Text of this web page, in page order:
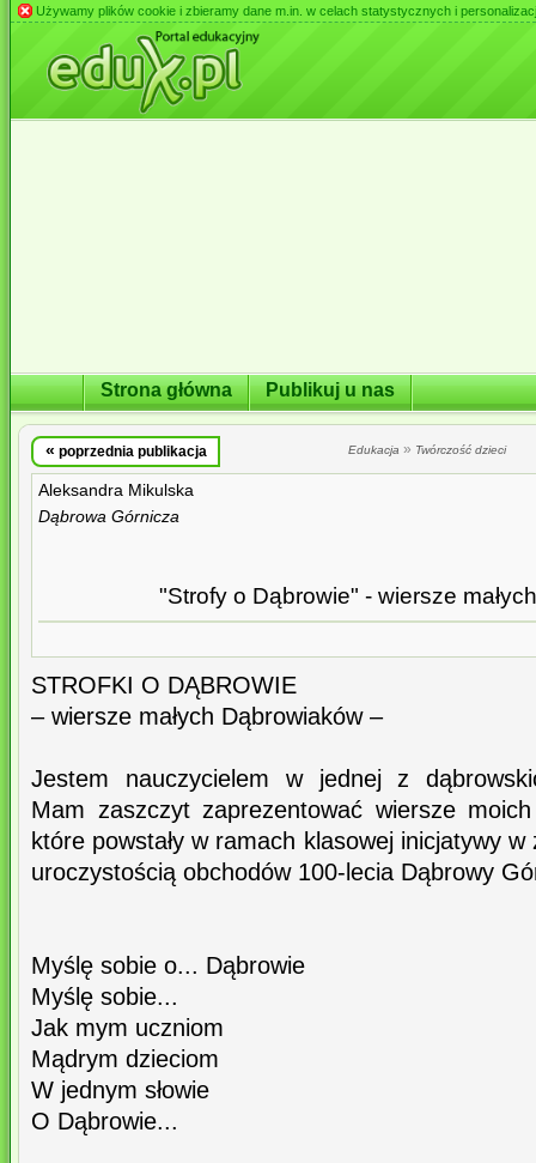
Używamy plików cookie i zbieramy dane m.in. w celach statystycznych i
Strona główna Publikuj u nas
« poprzednia publikacja Edukacja » Twórczość dzieci
Aleksandra Mikulska
Dąbrowa Górnicza
"Strofy o Dąbrowie" - wiersze
STROFKI O DĄBROWIE
– wiersze małych Dąbrowiaków –
Jestem nauczycielem w jednej z
Mam zaszczyt zaprezentować wiersze
które powstały w ramach klasowej inicjatywy w
uroczystością obchodów 100-lecia Dąbrowy
Myślę sobie o... Dąbrowie
Myślę sobie...
Jak mym uczniom
Mądrym dzieciom
W jednym słowie
O Dąbrowie...